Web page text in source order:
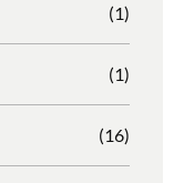
(1)
(1)
(16)